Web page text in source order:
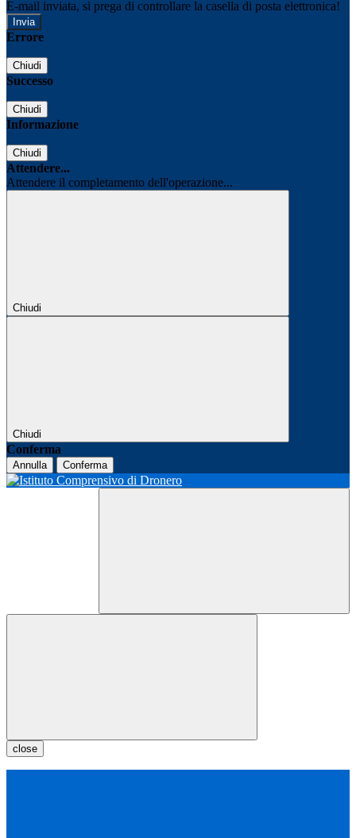
E-mail inviata, si prega di controllare la casella di posta elettronica!
Errore
Chiudi
Successo
Chiudi
Informazione
Chiudi
Attendere...
Attendere il completamento dell'operazione...
Chiudi
Chiudi
Conferma
Annulla Conferma
close